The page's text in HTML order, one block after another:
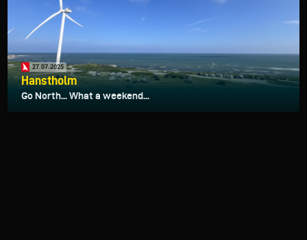
27.07.2025
Hanstholm
Go North... What a weekend...